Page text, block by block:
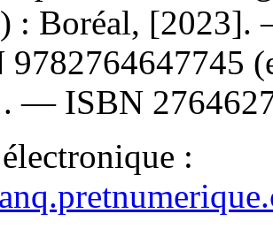
: Boréal,
9782764647745
. — ISBN
: